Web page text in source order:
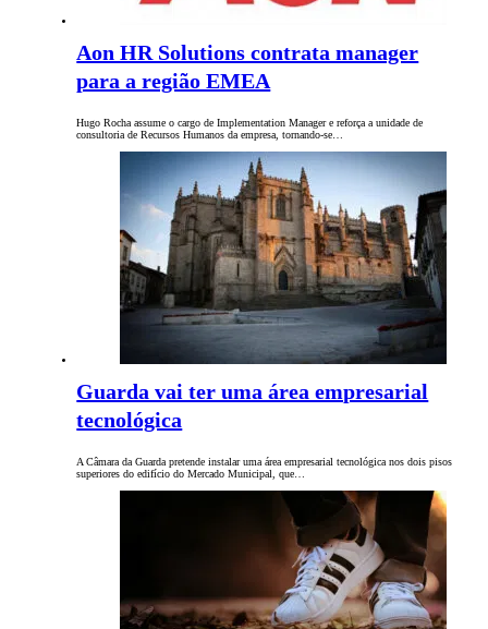
Aon HR Solutions contrata manager
para a região EMEA
Hugo Rocha assume o cargo de Implementation Manager e reforça a unidade de
consultoria de Recursos Humanos da empresa, tornando-se…
Guarda vai ter uma área empresarial
tecnológica
A Câmara da Guarda pretende instalar uma área empresarial tecnológica nos dois pisos
superiores do edifício do Mercado Municipal, que…